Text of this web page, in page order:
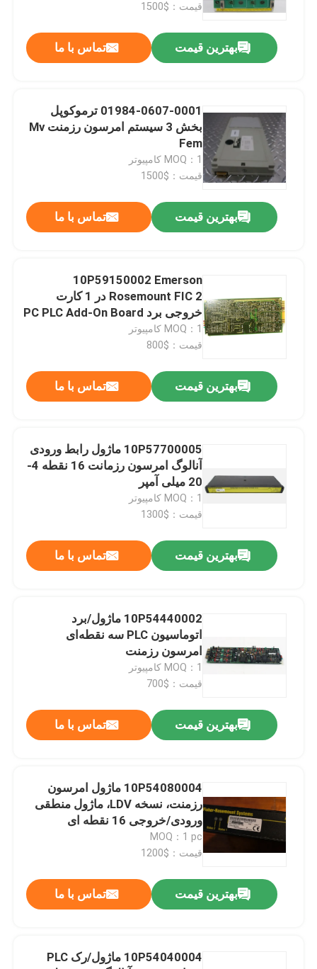
درباره ما
تور کارخانه
درخواست نقل قول
Bently نوادا قطعات
ICS Triplex PLC
Triconex DCS
ماژول وودوارد
قیمت：$1500
بهترین قیمت تماس با ما
01984-0607-0001 ترموکوپل
بخش 3 سیستم امرسون رزمنت Mv
Fem
MOQ：1 کامپیوتر
قیمت：$1500
بهترین قیمت تماس با ما
10P59150002 Emerson
Rosemount FIC 2 در 1 کارت
خروجی برد PC PLC Add-On Board
MOQ：1 کامپیوتر
قیمت：$800
بهترین قیمت تماس با ما
10P57700005 ماژول رابط ورودی
آنالوگ امرسون رزمانت 16 نقطه 4-
20 میلی آمپر
MOQ：1 کامپیوتر
قیمت：$1300
بهترین قیمت تماس با ما
10P54440002 ماژول/برد
اتوماسیون PLC سه نقطه‌ای
امرسون رزمنت
MOQ：1 کامپیوتر
قیمت：$700
بهترین قیمت تماس با ما
10P54080004 ماژول امرسون
رزمنت، نسخه LDV، ماژول منطقی
ورودی/خروجی 16 نقطه ای
MOQ：1 pc
قیمت：$1200
بهترین قیمت تماس با ما
10P54040004 ماژول/رک PLC